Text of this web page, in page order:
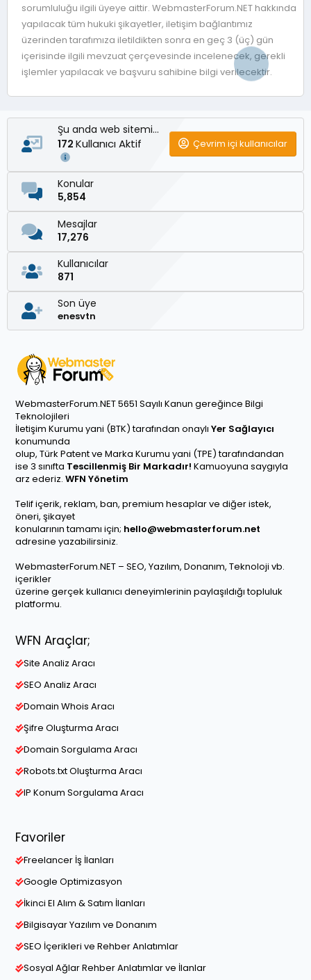
sorumluluğu ilgili üyeye aittir. WebmasterForum.NET hakkında
yapılacak tüm hukuki şikayetler, iletişim bağlantımız
üzerinden tarafımıza iletildikten sonra en geç 3 (üç) gün
içerisinde ilgili mevzuat çerçevesinde incelenecek, gerekli
işlemler yapılacak ve başvuru sahibine bilgi verilecektir.
Şu anda web sitemizde
172 Kullanıcı Aktif Çevrim içi kullanıcılar
Konular
5,854
Mesajlar
17,276
Kullanıcılar
871
Son üye
enesvtn
WebmasterForum.NET 5651 Sayılı Kanun gereğince Bilgi
Teknolojileri
İletişim Kurumu yani (BTK) tarafından onaylı Yer Sağlayıcı
konumunda
olup, Türk Patent ve Marka Kurumu yani (TPE) tarafındandan
ise 3 sınıfta Tescillenmiş Bir Markadır! Kamuoyuna saygıyla
arz ederiz. WFN Yönetim
Telif içerik, reklam, ban, premium hesaplar ve diğer istek,
öneri, şikayet
konularının tamamı için; hello@webmasterforum.net
adresine yazabilirsiniz.
WebmasterForum.NET – SEO, Yazılım, Donanım, Teknoloji vb.
içerikler
üzerine gerçek kullanıcı deneyimlerinin paylaşıldığı topluluk
platformu.
WFN Araçlar;
Site Analiz Aracı
SEO Analiz Aracı
Domain Whois Aracı
Şifre Oluşturma Aracı
Domain Sorgulama Aracı
Robots.txt Oluşturma Aracı
IP Konum Sorgulama Aracı
Favoriler
Freelancer İş İlanları
Google Optimizasyon
İkinci El Alım & Satım İlanları
Bilgisayar Yazılım ve Donanım
SEO İçerikleri ve Rehber Anlatımlar
Sosyal Ağlar Rehber Anlatımlar ve İlanlar